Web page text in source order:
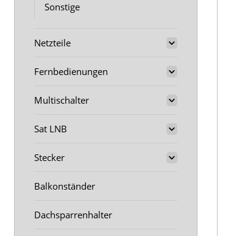
Sonstige
Netzteile
Fernbedienungen
Multischalter
Sat LNB
Stecker
Balkonständer
Dachsparrenhalter